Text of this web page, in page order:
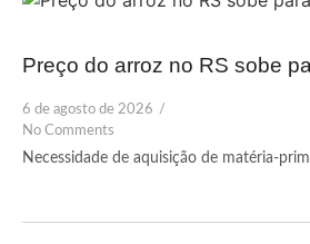
Preço do arroz no RS sobe
6 de agosto de 2026 /
No Comments
Necessidade de aquisição de matéria-